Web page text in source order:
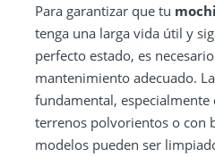
Para garantizar que tu
tenga una larga vida útil y
perfecto estado, es
mantenimiento adecuado.
fundamental, especialmente
terrenos polvorientos o con
modelos pueden ser